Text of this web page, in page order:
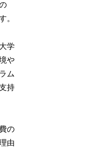
。
学
や
ム
持
の
由